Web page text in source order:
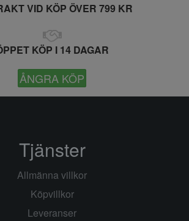
VID KÖP ÖVER 799 KR
KÖP I 14 DAGAR
ÅNGRA KÖP
Tjänster
Allmänna villkor
Köpvillkor
Leveranser